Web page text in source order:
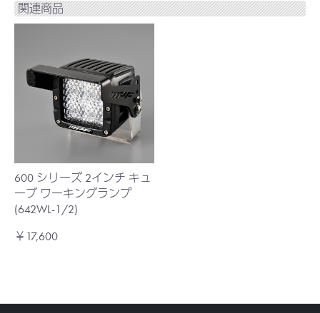
関連商品
600 シリーズ 2インチ キュ
ーブ ワーキングランプ
(642WL-1/2)
￥17,600